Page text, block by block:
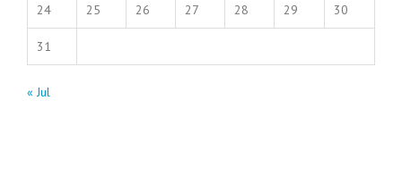
24 25 26 27 28 29 30
31
« Jul